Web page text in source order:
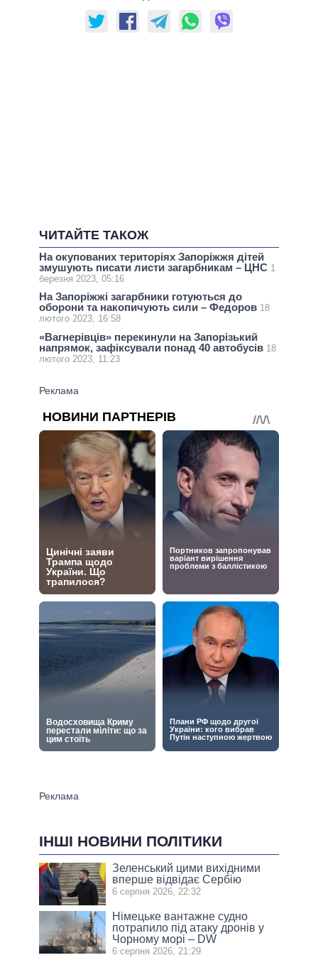
ЧИТАЙТЕ ТАКОЖ
На окупованих територіях Запоріжжя дітей
змушують писати листи загарбникам – ЦНС 1
березня 2023, 05:16
На Запоріжжі загарбники готуються до
оборони та накопичують сили – Федоров 18
лютого 2023, 16:58
«Вагнерівців» перекинули на Запорізький
напрямок, зафіксували понад 40 автобусів 18
лютого 2023, 11:23
ІНШІ НОВИНИ ПОЛІТИКИ
Зеленський цими вихідними
вперше відвідає Сербію
6 серпня 2026, 22:32
Німецьке вантажне судно
потрапило під атаку дронів у
Чорному морі – DW
6 серпня 2026, 21:29